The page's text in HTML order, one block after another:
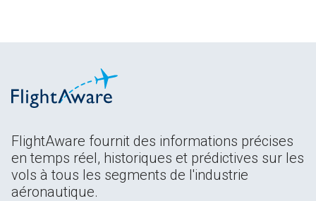
FlightAware fournit des informations précises
en temps réel, historiques et prédictives sur les
vols à tous les segments de l'industrie
aéronautique.